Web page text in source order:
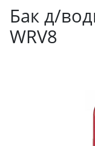
Бак д/
WRV8